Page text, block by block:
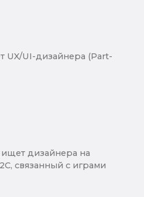
UX/UI-дизайнера (Part-
ищет дизайнера на
связанный с играми